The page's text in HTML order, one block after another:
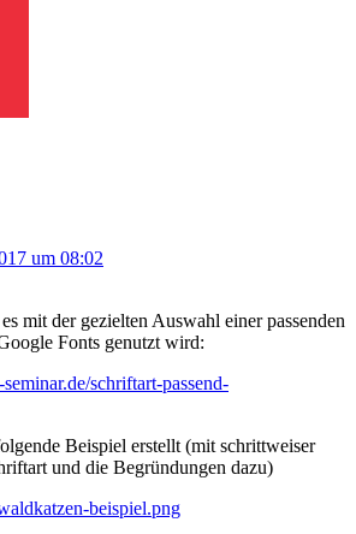
um 08:02
mit der gezielten Auswahl einer passenden
Fonts genutzt wird:
schriftart-passend-
Beispiel erstellt (mit schrittweiser
und die Begründungen dazu)